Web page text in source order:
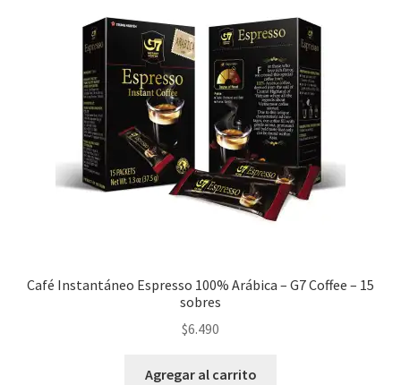
Café Instantáneo Espresso 100% Arábica – G7 Coffee – 15
sobres
$6.490
Agregar al carrito